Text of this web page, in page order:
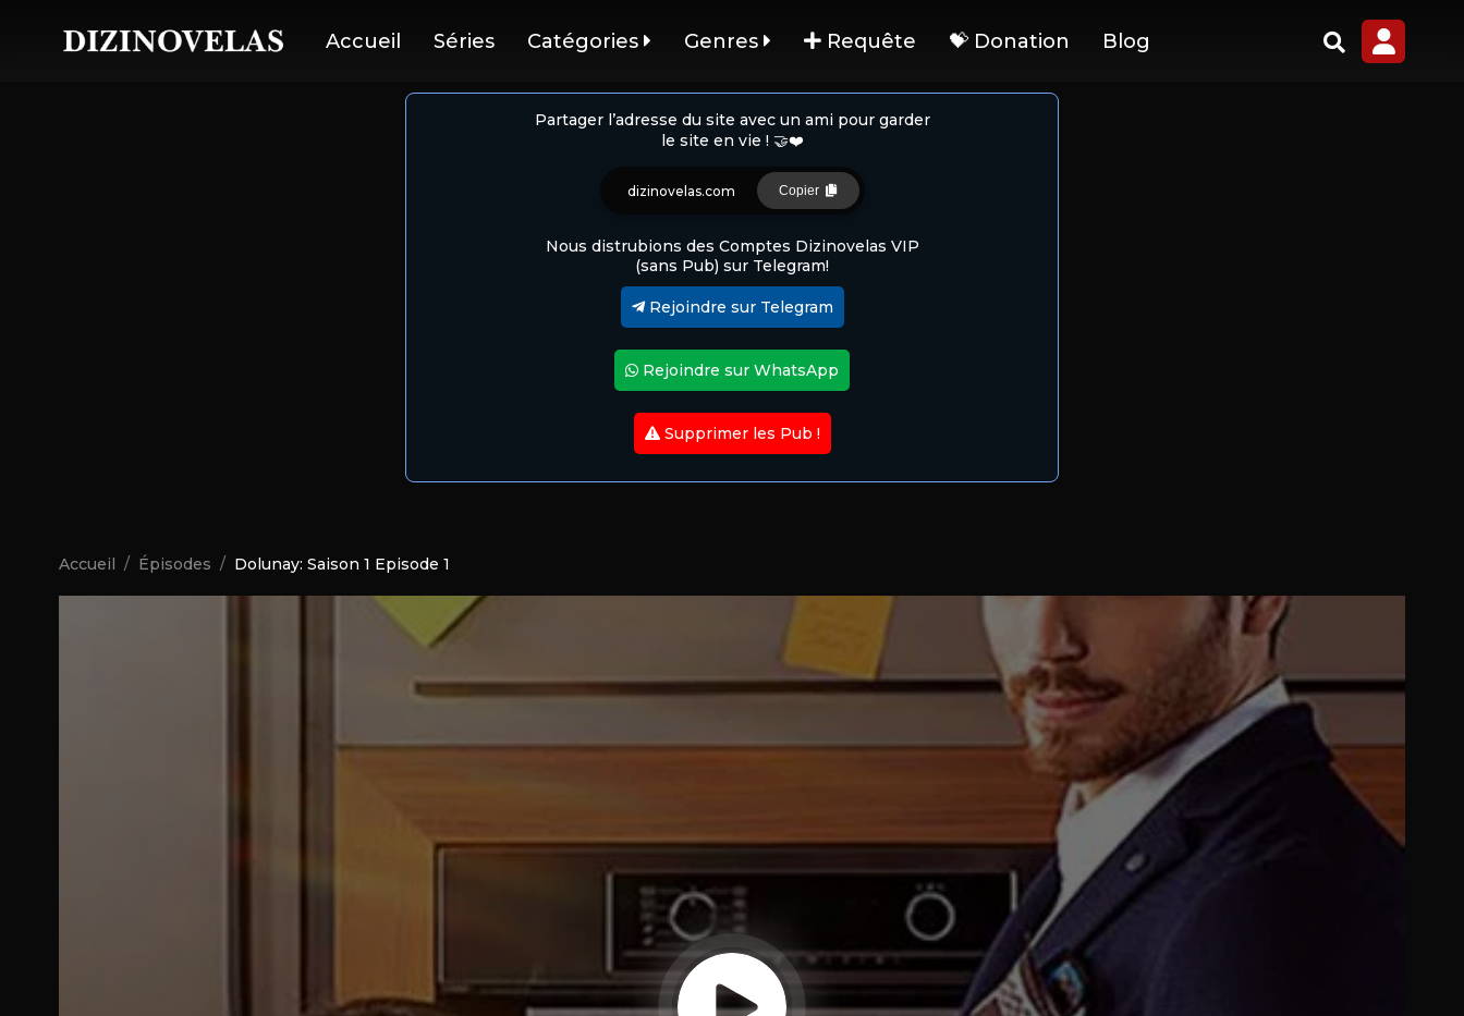
Accueil Séries Catégories Genres Requête 💝 Donation Blog
Partager l’adresse du site avec un ami pour garder
le site en vie ! 🤝❤️
dizinovelas.com Copier
Nous distrubions des Comptes Dizinovelas VIP
(sans Pub) sur Telegram!
Rejoindre sur Telegram
Rejoindre sur WhatsApp
Supprimer les Pub !
Accueil Épisodes Dolunay: Saison 1 Episode 1